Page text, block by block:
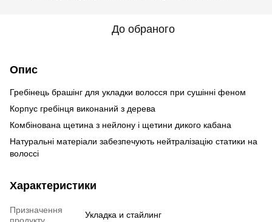
До обраного
Опис
Гребінець брашінг для укладки волосся при сушінні феном
Корпус гребінця виконаний з дерева
Комбінована щетина з нейлону і щетини дикого кабана
Натуральні матеріали забезпечують нейтралізацію статики на
волоссі
Характеристики
Призначення
продукту
Укладка и стайлинг